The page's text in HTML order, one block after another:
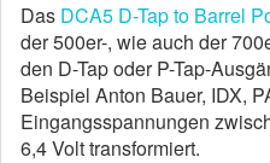
Das DCA5 D-Tap to Barrel
der 500er-, wie auch der
den D-Tap oder P-Tap-
Beispiel Anton Bauer, IDX,
Eingangsspannungen
6,4 Volt transformiert.